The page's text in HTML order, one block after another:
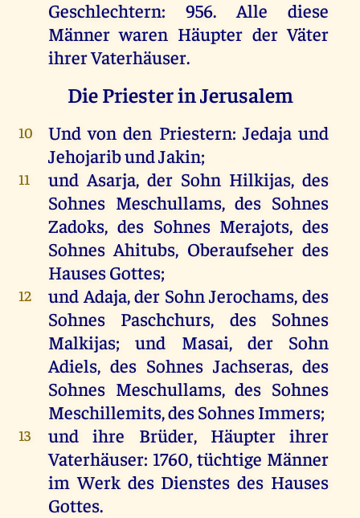
Geschlechtern: 956.Alle
diese
Männer waren Häupter der Väter
ihrerVaterhäuser.
Die Priester in Jerusalem
10 Und von den Priestern: Jedaja und
JehojaribundJakin;
11 und Asarja, der Sohn Hilkijas,des
SohnesMeschullams,des Sohnes
Zadoks, des SohnesMerajots,des
SohnesAhitubs, Oberaufseherdes
HausesGottes;
12 und Adaja,der SohnJerochams,des
SohnesPaschchurs, des
Sohnes
Malkijas;und Masai, der
Sohn
Adiels, des Sohnes Jachseras,des
SohnesMeschullams,des Sohnes
Meschillemits,desSohnesImmers;
13 und ihre Brüder, Häupter ihrer
Vaterhäuser: 1760,tüchtige Männer
im Werk des Dienstes des Hauses
Gottes.